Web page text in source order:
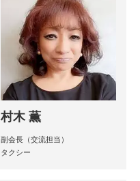
村木 薫
副会長（交流担当）
タクシー